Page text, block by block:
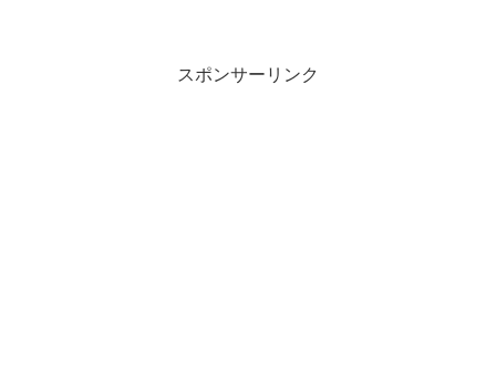
スポンサーリンク